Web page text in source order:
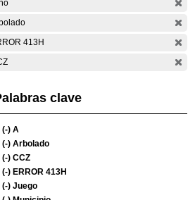
413H
clave
(-) A
(-) Arbolado
(-) CCZ
(-) ERROR 413H
(-) Juego